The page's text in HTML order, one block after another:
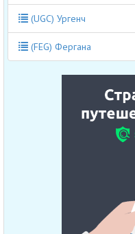
(UGC) Ургенч
(FEG) Фергана